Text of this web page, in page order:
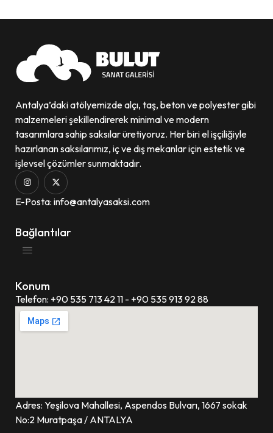
Antalya’daki atölyemizde alçı, taş, beton ve polyester gibi
malzemeleri şekillendirerek minimal ve modern
tasarımlara sahip saksılar üretiyoruz. Her biri el işçiliğiyle
hazırlanan saksılarımız, iç ve dış mekanlar için estetik ve
işlevsel çözümler sunmaktadır.
E-Posta: info@antalyasaksi.com
Bağlantılar
Konum
Telefon: +90 535 713 42 11 - +90 535 913 92 88
Adres: Yeşilova Mahallesi, Aspendos Bulvarı, 1667 sokak
No:2 Muratpaşa / ANTALYA